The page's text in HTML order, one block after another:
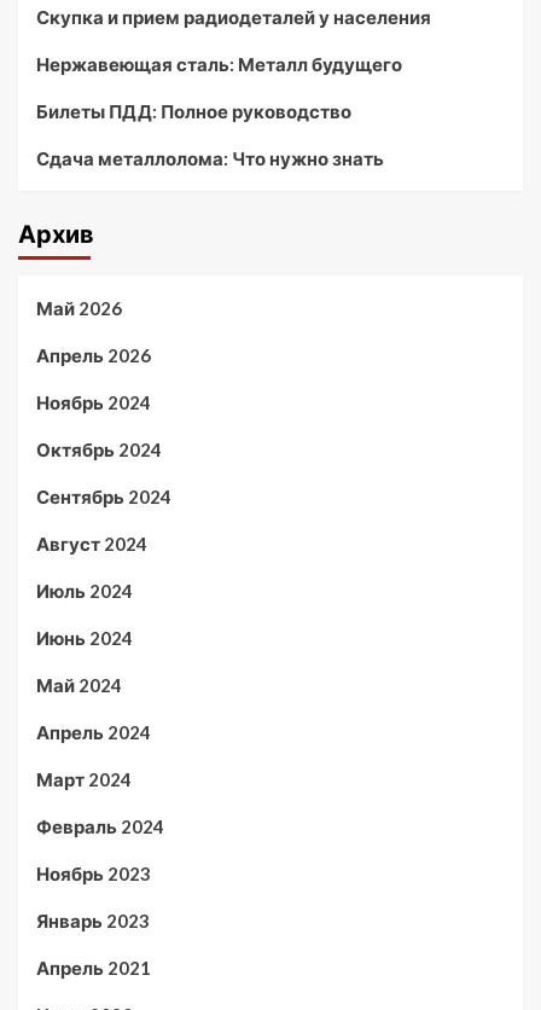
Скупка и прием радиодеталей у населения
Нержавеющая сталь: Металл будущего
Билеты ПДД: Полное руководство
Сдача металлолома: Что нужно знать
Архив
Май 2026
Апрель 2026
Ноябрь 2024
Октябрь 2024
Сентябрь 2024
Август 2024
Июль 2024
Июнь 2024
Май 2024
Апрель 2024
Март 2024
Февраль 2024
Ноябрь 2023
Январь 2023
Апрель 2021